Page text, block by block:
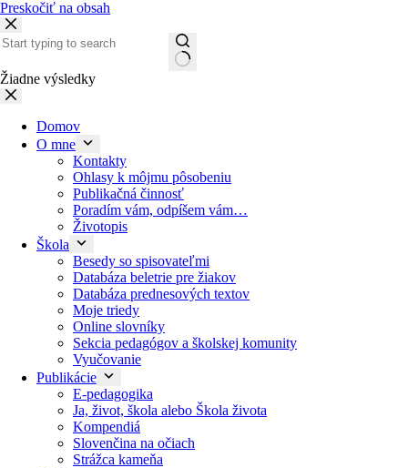
Preskočiť na obsah
Žiadne výsledky
Domov
O mne
Kontakty
Ohlasy k môjmu pôsobeniu
Publikačná činnosť
Poradím vám, odpíšem vám…
Životopis
Škola
Besedy so spisovateľmi
Databáza beletrie pre žiakov
Databáza prednesových textov
Moje triedy
Online slovníky
Sekcia pedagógov a školskej komunity
Vyučovanie
Publikácie
E-pedagogika
Ja, život, škola alebo Škola života
Kompendiá
Slovenčina na očiach
Strážca kameňa